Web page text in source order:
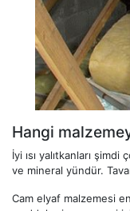
Hangi
İyi ısı yalıtkanları
ve mineral yündür. Tavan
Cam elyaf malzemesi